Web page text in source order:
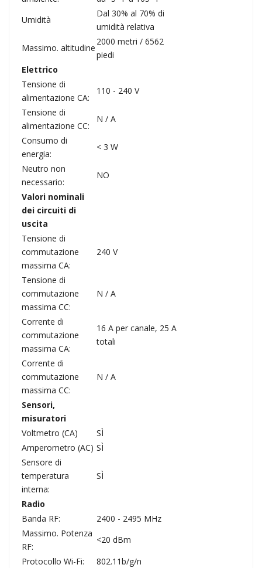
Umidità
Dal 30% al 70% di
umidità relativa
Massimo. altitudine
2000 metri / 6562
piedi
Elettrico
Tensione di
alimentazione CA:
110 - 240 V
Tensione di
alimentazione CC:
N / A
Consumo di
energia:
< 3 W
Neutro non
necessario:
NO
Valori nominali
dei circuiti di
uscita
Tensione di
commutazione
massima CA:
240 V
Tensione di
commutazione
massima CC:
N / A
Corrente di
commutazione
massima CA:
16 A per canale, 25 A
totali
Corrente di
commutazione
massima CC:
N / A
Sensori,
misuratori
Voltmetro (CA)
SÌ
Amperometro (AC) SÌ
Sensore di
temperatura
interna:
SÌ
Radio
Banda RF:
2400 - 2495 MHz
Massimo. Potenza
RF:
<20 dBm
Protocollo Wi-Fi:
802.11b/g/n